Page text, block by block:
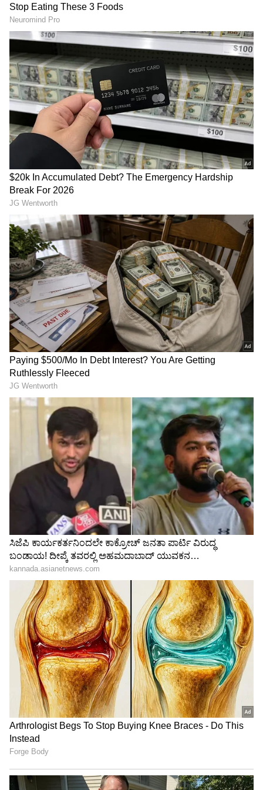
Image Credit : Zee Kannada
ಮನೆ ಬಿಟ್ಟು ಹೋದ ನಿಧಿ
ಇದೇ ಟೈಮ್‌ನಲ್ಲಿ ನಿಧಿ ಮನೆ ಬಿಟ್ಟು ಹೋಗಿದ್ದಾಳೆ. ಅವಳನ್ನು
ಹುಡುಕಿಕೊಂಡು ಕರ್ಣ ಹೋಗಿದ್ದಾನೆ. ಕರ್ಣ, ನಿಧಿಯನ್ನು
ಕರೆದುಕೊಂಡು ಬರಲಿ ಎಂದು ಅಜ್ಜಿ ಹೇಳಿದ್ದಾಳೆ. ಆದರೆ ಅದರ
ಜೊತೆಗೆ ಇನ್ನೊಂದು ಷರತ್ತು ಕೂಡ ಹಾಕಿದ್ದಾಳೆ.
Related Articles
'ಲೋ ಅರ್ಜುನ, ನಿಂಗೆ ಹಾರ್ಟ್​ ಸರ್ಜನ್​ ಸರ್ಟಿಫಿಕೇಟ್​
ಕೊಟ್ಟವರು ಯಾರು?' Karna Serial ಫ್ಯಾನ್ಸ್​ ಆಕ್ರೋಶ
ಭಾರತೀಯ ನಾರಿ ಅಂತ ಹೇಳ್ತಾರಲ್ಲ, ಅವಳೇ ನನಗಿಷ್ಟ:
ಕನಸಿನ ಕನ್ಯೆ ಕುರಿತು Karna Serial ಕಿರಣ್ ರಾಜ್​
3
5
Image Credit :Zee Kannada
ಶಾಕ್‌ ಕೊಟ್ಟ ಅಜ್ಜಿ
ಅಜ್ಜಿ ಷರತ್ತು ನೋಡಿ ಎಲ್ಲರೂ ಶಾಕ್‌ ಆಗಿದ್ದಾರೆ. ಇದೇ
ಮಂಟಪದಲ್ಲಿ ಅರ್ಜುನ್-ನಿಧಿ ಮದುವೆ ಆಗಬೇಕು ಎಂದು
ಅಜ್ಜಿ ಹೇಳಿದ್ದಾಳೆ. ಇದನ್ನು ಕೇಳಿ ಎಲ್ಲರೂ ದಂಗಾಗಿದ್ದಾರೆ. ಪ್ರೀತಿ
ವಿಷಯ ಎಲ್ಲರಿಗೂ ಗೊತ್ತಿದೆ. ಹೀಗಿರುವಾಗ ಯಾರು ಯಾರಿಗೆ
ಸೇರುತ್ತಾರೆ ಎಂದು ಕಾದು ನೋಡಬೇಕಿದೆ.